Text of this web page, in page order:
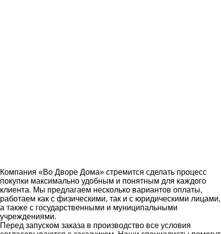
Компания «Во Дворе Дома» стремится сделать процесс
покупки максимально удобным и понятным для каждого
клиента. Мы предлагаем несколько вариантов оплаты,
работаем как с физическими, так и с юридическими лицами,
а также с государственными и муниципальными
учреждениями.
Перед запуском заказа в производство все условия